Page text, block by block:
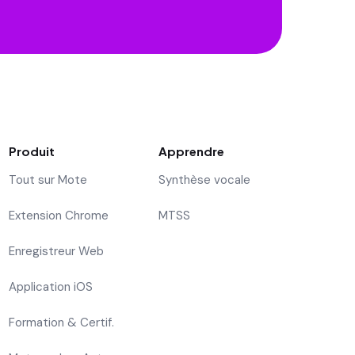
Produit
Tout sur Mote
Extension Chrome
Enregistreur Web
Application iOS
Formation & Certif.
Apprendre
Synthèse vocale
MTSS